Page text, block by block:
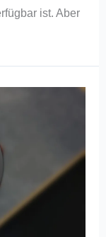
ist. Aber